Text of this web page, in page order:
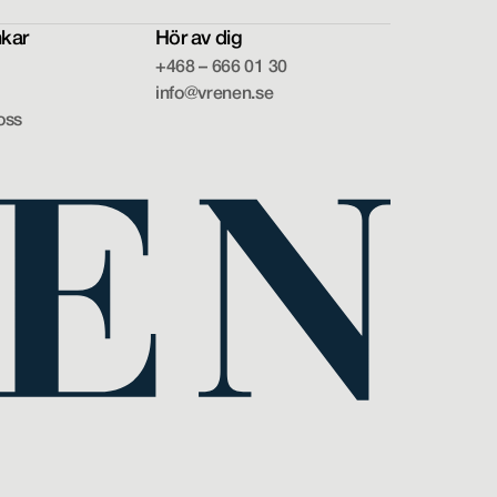
Hör av dig
+468 – 666 01 30
+468 – 666 01 30
info@vrenen.se